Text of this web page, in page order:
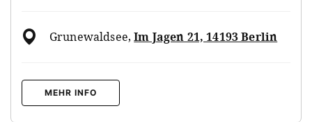
Grunewaldsee,Im Jagen 21, 14193 Berlin
MEHR INFO